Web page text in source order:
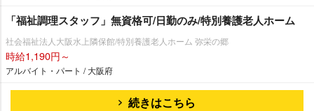
「福祉調理スタッフ」無資格可/日勤のみ/特別養護老人ホーム
社会福祉法人大阪水上隣保館/特別養護老人ホーム 弥栄の郷
時給1,190円～
アルバイト・パート / 大阪府
続きはこちら